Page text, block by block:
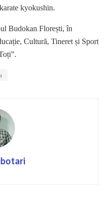
kyokushin.
Budokan Florești, în
Cultură, Tineret și Sport